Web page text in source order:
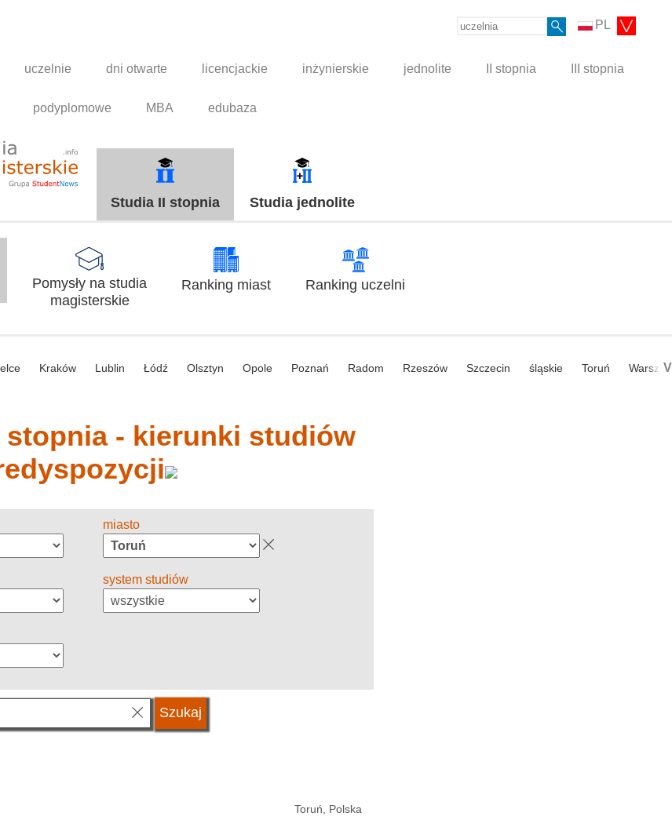
PL
uczelnie dni otwarte licencjackie inżynierskie jednolite II stopnia III stopnia
podyplomowe MBA edubaza
Studia II stopnia Studia jednolite
Pomysły na studia
magisterskie
Ranking miast Ranking uczelni
Kraków Lublin Łódź Olsztyn Opole Poznań Radom Rzeszów Szczecin śląskie Toruń V
- kierunki studiów
miasto
system studiów
Toruń, Polska